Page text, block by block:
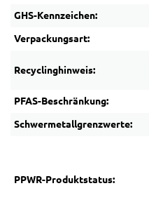
GHS-Kennzeichen:
Verpackungsart:
Recyclinghinweis:
PFAS-Beschränkung:
Schwermetallgrenzwerte:
PPWR-Produktstatus: